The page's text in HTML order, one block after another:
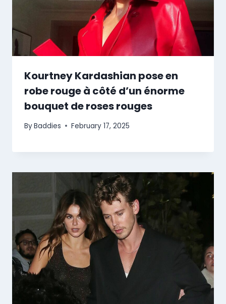
Kourtney Kardashian pose en
robe rouge à côté d’un énorme
bouquet de roses rouges
ByBaddies February 17, 2025